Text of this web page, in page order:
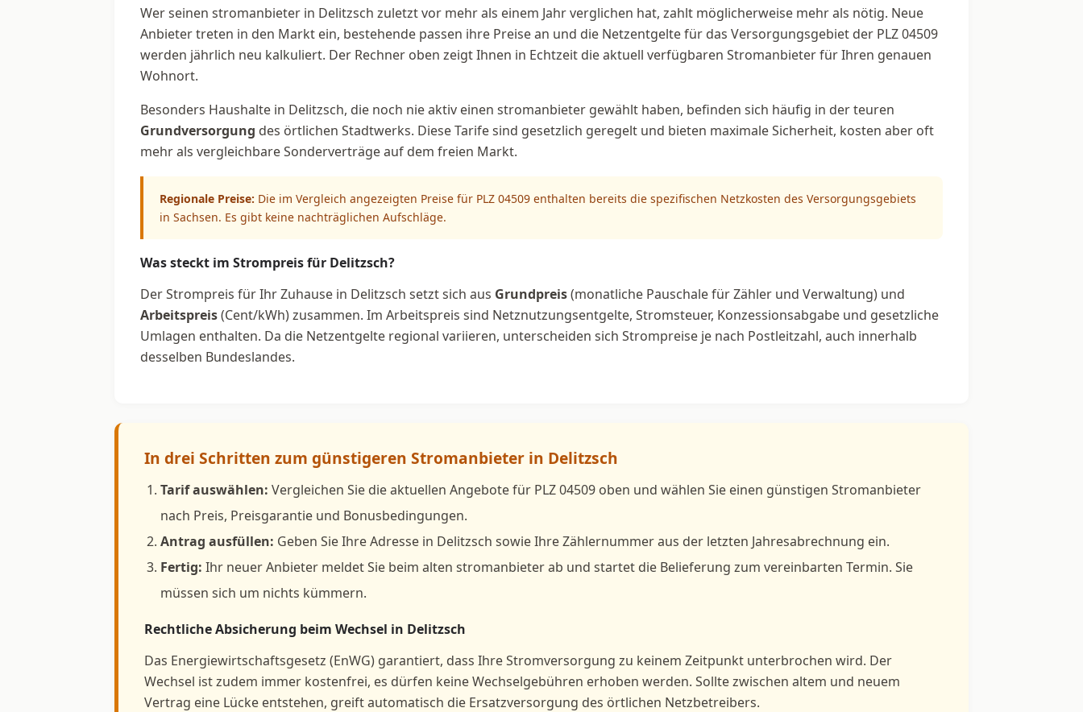
Wer seinen stromanbieter in Delitzsch zuletzt vor mehr als einem Jahr verglichen hat, zahlt möglicherweise mehr als nötig. Neue
Anbieter treten in den Markt ein, bestehende passen ihre Preise an und die Netzentgelte für das Versorgungsgebiet der PLZ 04509
werden jährlich neu kalkuliert. Der Rechner oben zeigt Ihnen in Echtzeit die aktuell verfügbaren Stromanbieter für Ihren genauen
Wohnort.
Besonders Haushalte in Delitzsch, die noch nie aktiv einen stromanbieter gewählt haben, befinden sich häufig in der teuren
Grundversorgung des örtlichen Stadtwerks. Diese Tarife sind gesetzlich geregelt und bieten maximale Sicherheit, kosten aber oft
mehr als vergleichbare Sonderverträge auf dem freien Markt.
Regionale Preise: Die im Vergleich angezeigten Preise für PLZ 04509 enthalten bereits die spezifischen Netzkosten des Versorgungsgebiets
in Sachsen. Es gibt keine nachträglichen Aufschläge.
Was steckt im Strompreis für Delitzsch?
Der Strompreis für Ihr Zuhause in Delitzsch setzt sich aus Grundpreis(monatliche Pauschale für Zähler und Verwaltung) und
Arbeitspreis(Cent/kWh) zusammen. Im Arbeitspreis sind Netznutzungsentgelte, Stromsteuer, Konzessionsabgabe und gesetzliche
Umlagen enthalten. Da die Netzentgelte regional variieren, unterscheiden sich Strompreise je nach Postleitzahl, auch innerhalb
desselben Bundeslandes.
In drei Schritten zum günstigeren Stromanbieter in Delitzsch
Tarif auswählen: Vergleichen Sie die aktuellen Angebote für PLZ 04509 oben und wählen Sie einen günstigen Stromanbieter
nach Preis, Preisgarantie und Bonusbedingungen.
Antrag ausfüllen: Geben Sie Ihre Adresse in Delitzsch sowie Ihre Zählernummer aus der letzten Jahresabrechnung ein.
Fertig: Ihr neuer Anbieter meldet Sie beim alten stromanbieter ab und startet die Belieferung zum vereinbarten Termin. Sie
müssen sich um nichts kümmern.
Rechtliche Absicherung beim Wechsel in Delitzsch
Das Energiewirtschaftsgesetz (EnWG) garantiert, dass Ihre Stromversorgung zu keinem Zeitpunkt unterbrochen wird. Der
Wechsel ist zudem immer kostenfrei, es dürfen keine Wechselgebühren erhoben werden. Sollte zwischen altem und neuem
Vertrag eine Lücke entstehen, greift automatisch die Ersatzversorgung des örtlichen Netzbetreibers.